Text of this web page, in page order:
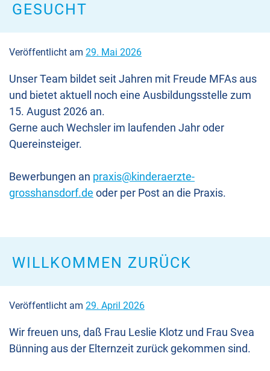
GESUCHT
Veröffentlicht am 29. Mai 2026
Unser Team bildet seit Jahren mit Freude MFAs aus
und bietet aktuell noch eine Ausbildungsstelle zum
15. August 2026 an.
Gerne auch Wechsler im laufenden Jahr oder
Quereinsteiger.
Bewerbungen an praxis@kinderaerzte-
grosshansdorf.de oder per Post an die Praxis.
WILLKOMMEN ZURÜCK
Veröffentlicht am 29. April 2026
Wir freuen uns, daß Frau Leslie Klotz und Frau Svea
Bünning aus der Elternzeit zurück gekommen sind.